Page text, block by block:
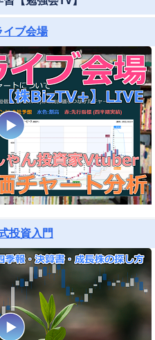
イブ会場
投資入門